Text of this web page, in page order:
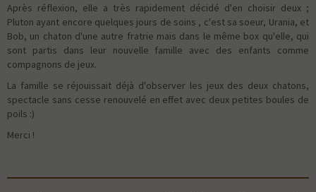
Après réflexion, elle a très rapidement décidé d'en choisir deux ;
Pluton ayant encore quelques jours de soins , c'est sa soeur, Urania, et
Bob, un chaton d'une autre fratrie mais dans le même box qu'elle, qui
sont partis dans leur nouvelle famille avec des enfants comme
compagnons de jeux.
La famille se réjouissait déjà d'observer les jeux des deux chatons,
spectacle sans cesse renouvelé en effet avec deux petites boules de
poils :)
Merci !